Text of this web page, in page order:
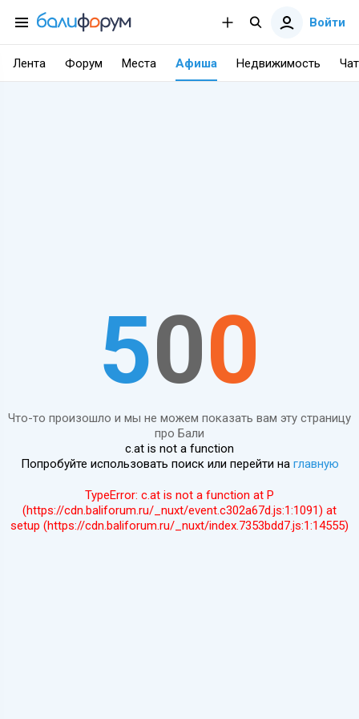
Войти
Лента Форум Места Афиша Недвижимость Чат
500
Что-то произошло и мы не можем показать вам эту страницу
про Бали
c.at is not a function
Попробуйте использовать поиск или перейти на главную
TypeError: c.at is not a function at P
(https://cdn.baliforum.ru/_nuxt/event.c302a67d.js:1:1091) at
setup (https://cdn.baliforum.ru/_nuxt/index.7353bdd7.js:1:14555)